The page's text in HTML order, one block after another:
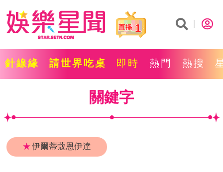
1
針線緣 請世界吃桌 即時 熱門 熱搜
關鍵字
★伊爾蒂蔻恩伊達